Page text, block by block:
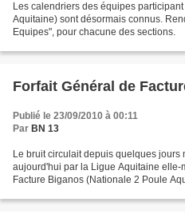
Les calendriers des équipes
Aquitaine) sont désormais connus.
Equipes", pour chacune des sections.
Forfait Général de
Publié le 23/09/2010 à 00:11
Par BN 13
Le bruit circulait depuis quelques
aujourd'hui par la Ligue Aquitaine elle-
Facture Biganos (Nationale 2 Poule